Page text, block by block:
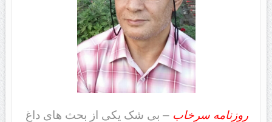
روزنامه سرخاب – بی شک یکی از بحث های داغ